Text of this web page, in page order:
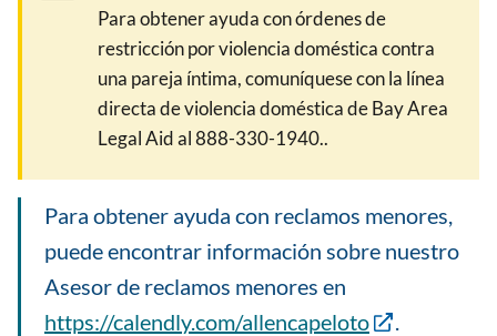
Para obtener ayuda con órdenes de
restricción por violencia doméstica contra
una pareja íntima, comuníquese con la línea
directa de violencia doméstica de Bay Area
Legal Aid al 888-330-1940..
Para obtener ayuda con reclamos menores,
puede encontrar información sobre nuestro
Asesor de reclamos menores en
https://calendly.com/allencapeloto
.